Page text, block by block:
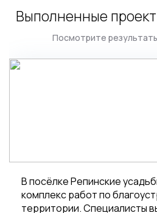
Выполненные
Посмотрите
В посёлке Репинские
комплекс работ по
территории. Специалисты